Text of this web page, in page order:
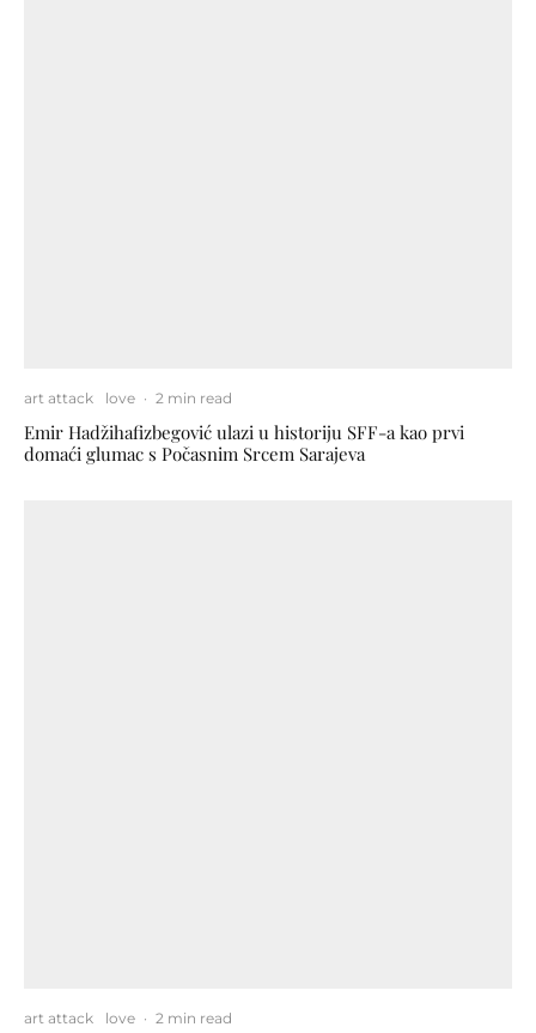
art attack love · 2 min read
Emir Hadžihafizbegović ulazi u historiju SFF-a kao prvi
domaći glumac s Počasnim Srcem Sarajeva
art attack love · 2 min read